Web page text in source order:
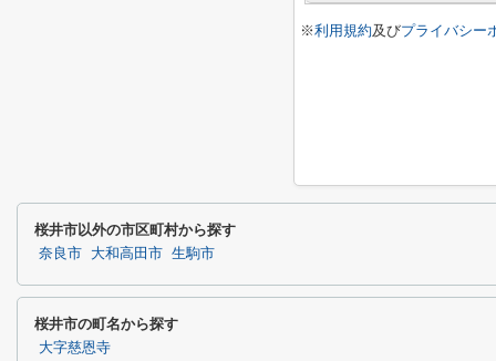
※利用規約及びプライバシー
桜井市以外の市区町村から探す
奈良市 大和高田市 生駒市
桜井市の町名から探す
大字慈恩寺